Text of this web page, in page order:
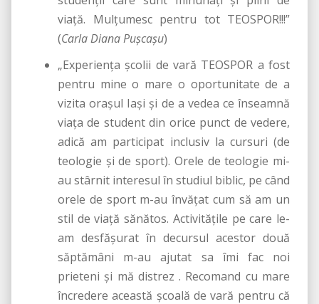
viaţă. Mulţumesc pentru tot TEOSPOR!!!”
(Carla Diana Puşcaşu)
„Experienţa şcolii de vară TEOSPOR a fost
pentru mine o mare o oportunitate de a
vizita oraşul Iaşi şi de a vedea ce înseamnă
viaţa de student din orice punct de vedere,
adică am participat inclusiv la cursuri (de
teologie şi de sport). Orele de teologie mi-
au stârnit interesul în studiul biblic, pe când
orele de sport m-au învăţat cum să am un
stil de viaţă sănătos. Activităţile pe care le-
am desfăşurat în decursul acestor două
săptămâni m-au ajutat sa îmi fac noi
prieteni şi mă distrez . Recomand cu mare
încredere această şcoală de vară pentru că